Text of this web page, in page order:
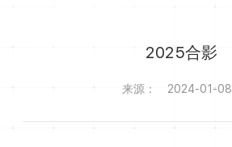
2025合影
来源： 2024-01-08